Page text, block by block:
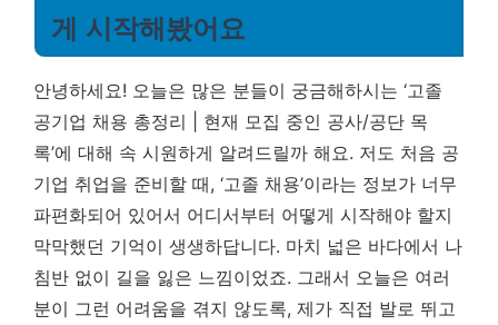
게 시작해봤어요
안녕하세요! 오늘은 많은 분들이 궁금해하시는 ‘고졸
공기업 채용 총정리 | 현재 모집 중인 공사/공단 목
록’에 대해 속 시원하게 알려드릴까 해요. 저도 처음 공
기업 취업을 준비할 때, ‘고졸 채용’이라는 정보가 너무
파편화되어 있어서 어디서부터 어떻게 시작해야 할지
막막했던 기억이 생생하답니다. 마치 넓은 바다에서 나
침반 없이 길을 잃은 느낌이었죠. 그래서 오늘은 여러
분이 그런 어려움을 겪지 않도록, 제가 직접 발로 뛰고